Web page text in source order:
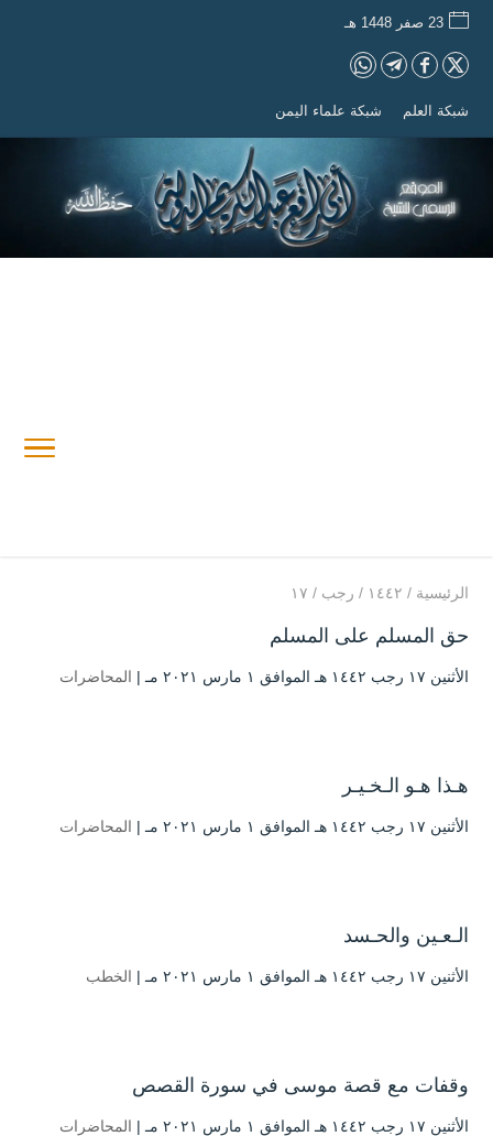
23 صفر 1448 هـ
شبكة العلم شبكة علماء اليمن
الرئيسية / ۱٤٤۲ / رجب / ۱۷
حق المسلم على المسلم
الأثنين ۱۷ رجب ۱٤٤۲ هـ الموافق ۱ مارس ۲۰۲۱ مـ | المحاضرات
هـذا هـو الـخـيـر
الأثنين ۱۷ رجب ۱٤٤۲ هـ الموافق ۱ مارس ۲۰۲۱ مـ | المحاضرات
الـعـين والحـسد
الأثنين ۱۷ رجب ۱٤٤۲ هـ الموافق ۱ مارس ۲۰۲۱ مـ | الخطب
وقفات مع قصة موسى في سورة القصص
الأثنين ۱۷ رجب ۱٤٤۲ هـ الموافق ۱ مارس ۲۰۲۱ مـ | المحاضرات